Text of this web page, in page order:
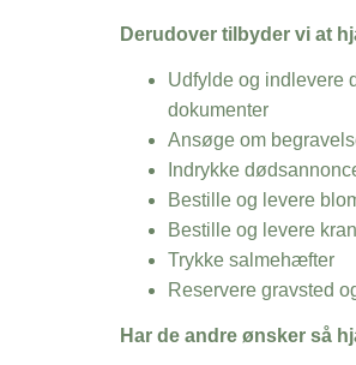
Derudover tilbyder vi at
Udfylde og indlevere
dokumenter
Ansøge om
Indrykke
Bestille og levere
Bestille og levere
Trykke salmehæfter
Reservere gravsted
Har de andre ønsker så